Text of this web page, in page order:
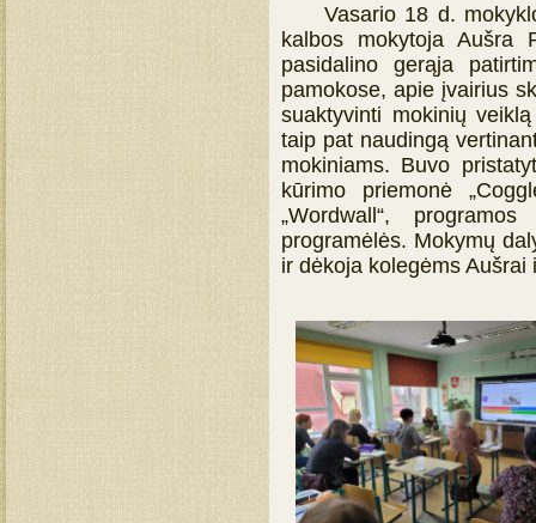
Vasario 18 d.
kalbos mokytoja Aušra
pasidalino gerąja
pamokose, apie įvairius
suaktyvinti mokinių
taip pat naudingą
mokiniams. Buvo
kūrimo priemonė
„Wordwall“,
programėlės. Mokymų
ir dėkoja kolegėms